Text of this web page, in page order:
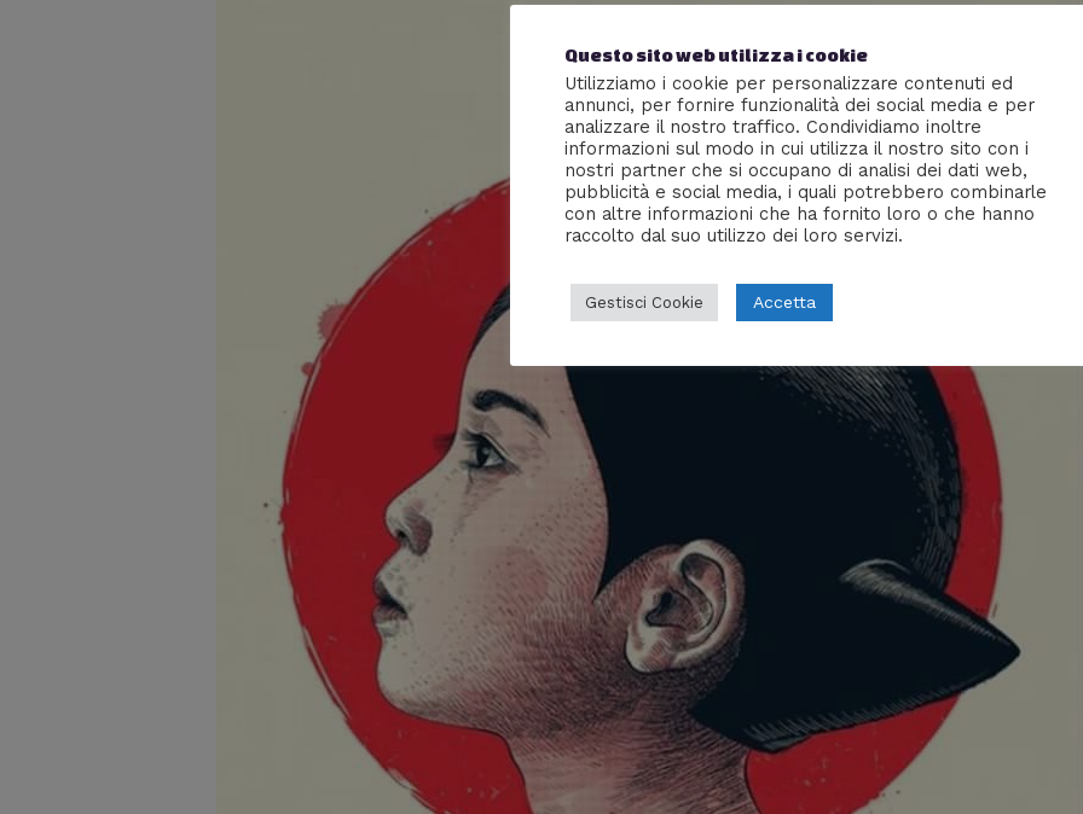
Questo sito web utilizza i cookie
Utilizziamo i cookie per personalizzare contenuti ed
annunci, per fornire funzionalità dei social media e per
analizzare il nostro traffico. Condividiamo inoltre
informazioni sul modo in cui utilizza il nostro sito con i
nostri partner che si occupano di analisi dei dati web,
pubblicità e social media, i quali potrebbero combinarle
con altre informazioni che ha fornito loro o che hanno
raccolto dal suo utilizzo dei loro servizi.
Gestisci Cookie Accetta